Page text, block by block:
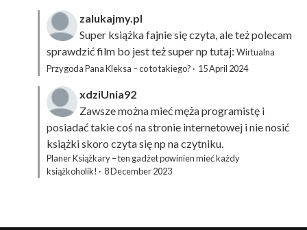
zalukajmy.pl
Super książka fajnie się czyta, ale też polecam
sprawdzić film bo jest też super np tutaj: Wirtualna
Przygoda Pana Kleksa – co to takiego? · 15 April 2024
xdziUnia92
Zawsze można mieć męża programistę i
posiadać takie coś na stronie internetowej i nie nosić
książki skoro czyta się np na czytniku.
Planer Książkary – ten gadżet powinien mieć każdy
książkoholik! · 8 December 2023